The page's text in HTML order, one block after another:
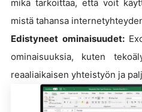
mikä tarkoittaa, että voit
mistä tahansa
Edistyneet ominaisuudet:
ominaisuuksia, kuten
reaaliaikaisen yhteistyön ja